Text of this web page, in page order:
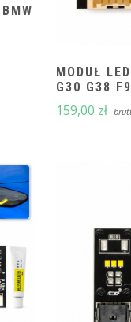
MODUŁ
G30 G38
159,00 zł